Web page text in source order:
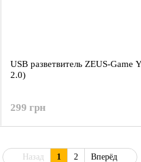
USB разветвитель ZEUS-Game
2.0)
299 грн
Назад 1 2 Вперёд